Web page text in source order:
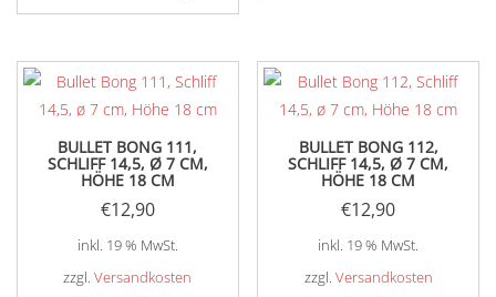
BULLET BONG 111,
SCHLIFF 14,5, Ø 7 CM,
HÖHE 18 CM
€12,90
inkl. 19 % MwSt.
zzgl.Versandkosten
BULLET BONG 112,
SCHLIFF 14,5, Ø 7 CM,
HÖHE 18 CM
€12,90
inkl. 19 % MwSt.
zzgl. Versandkosten